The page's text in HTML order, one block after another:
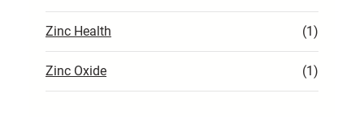
Zinc Health (1)
Zinc Oxide (1)